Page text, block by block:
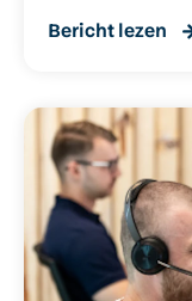
Een belangrijk
Bericht lezen